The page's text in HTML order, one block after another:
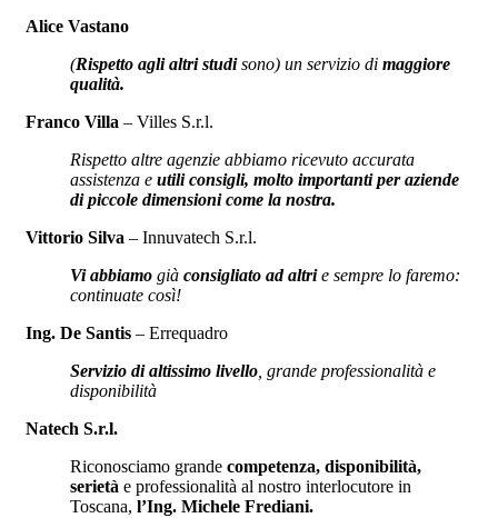
Alice Vastano
(Rispetto agli altri studisono) un servizio di maggiore
qualità.
Franco Villa – Villes S.r.l.
Rispetto altre agenzie abbiamo ricevuto accurata
assistenza e utili consigli, molto importanti per aziende
di piccole dimensioni come la nostra.
Vittorio Silva – Innuvatech S.r.l.
Vi abbiamo già consigliato ad altrie sempre lo faremo:
continuate così!
Ing. De Santis – Errequadro
Servizio di altissimo livello , grande professionalità e
disponibilità
Natech S.r.l.
Riconosciamo grande competenza, disponibilità,
serietà e professionalità al nostro interlocutore in
Toscana, l’Ing. Michele Frediani.